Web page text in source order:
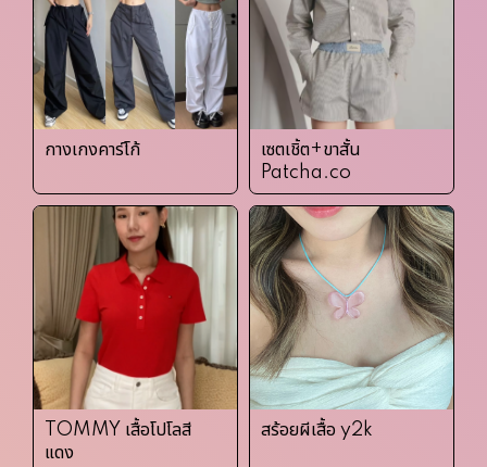
กางเกงคาร์โก้
เซตเชิ้ต+ขาสั้น
Patcha.co
TOMMY เสื้อโปโลสี
แดง
สร้อยผีเสื้อ y2k